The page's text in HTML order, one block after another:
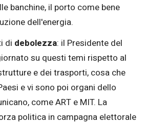
banchine, il porto come bene
dell'energia.
di debolezza: il Presidente del
su questi temi rispetto al
e dei trasporti, cosa che
e vi sono poi organi dello
come ART e MIT. La
politica in campagna elettorale